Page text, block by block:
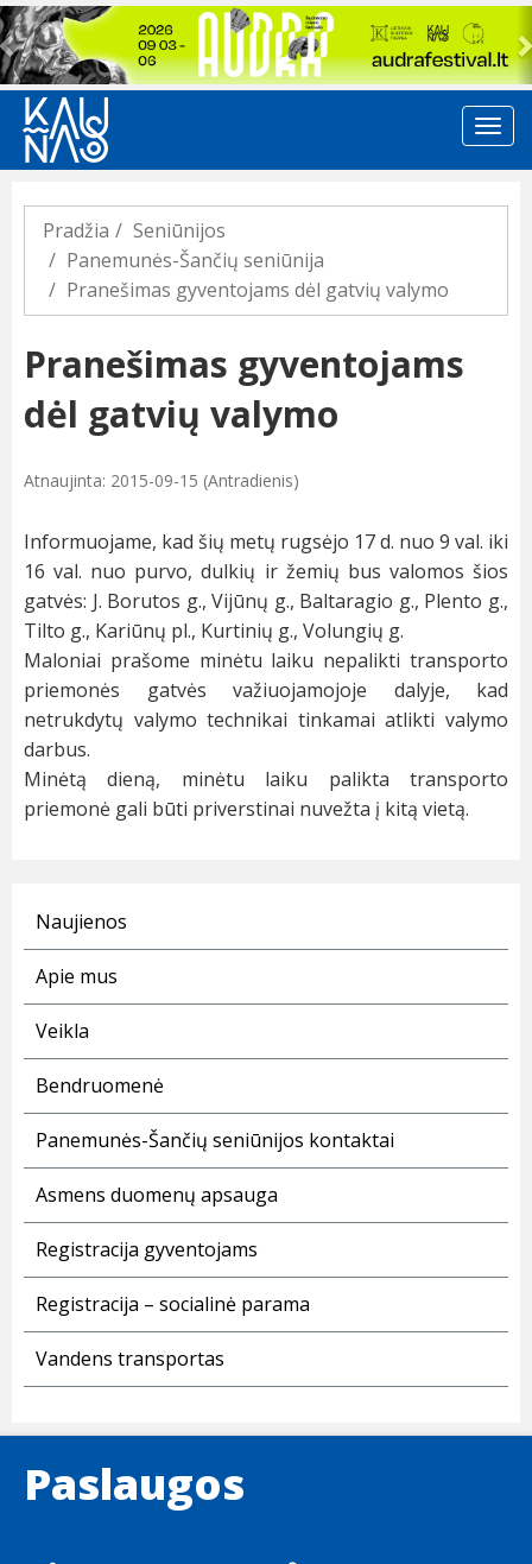
Previous
Pradžia
Seniūnijos
Panemunės-Šančių seniūnija
Pranešimas gyventojams dėl gatvių valymo
Pranešimas gyventojams
dėl gatvių valymo
Atnaujinta: 2015-09-15 (Antradienis)
Informuojame, kad šių metų rugsėjo 17 d. nuo 9 val. iki
16 val. nuo purvo, dulkių ir žemių bus valomos šios
gatvės: J. Borutos g., Vijūnų g., Baltaragio g., Plento g.,
Tilto g., Kariūnų pl., Kurtinių g., Volungių g.
Maloniai prašome minėtu laiku nepalikti transporto
priemonės gatvės važiuojamojoje dalyje, kad
netrukdytų valymo technikai tinkamai atlikti valymo
darbus.
Minėtą dieną, minėtu laiku palikta transporto
priemonė gali būti priverstinai nuvežta į kitą vietą.
Naujienos
Apie mus
Veikla
Bendruomenė
Panemunės-Šančių seniūnijos kontaktai
Asmens duomenų apsauga
Registracija gyventojams
Registracija – socialinė parama
Vandens transportas
Paslaugos